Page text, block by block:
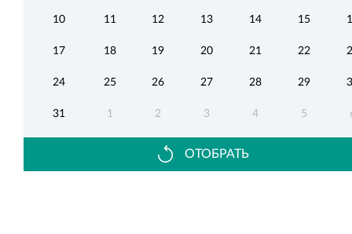
10 11 12 13 14 15
17 18 19 20 21 22
24 25 26 27 28 29
31 1 2 3 4 5
ОТОБРАТЬ